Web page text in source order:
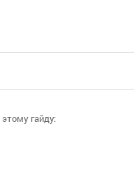
гайду: